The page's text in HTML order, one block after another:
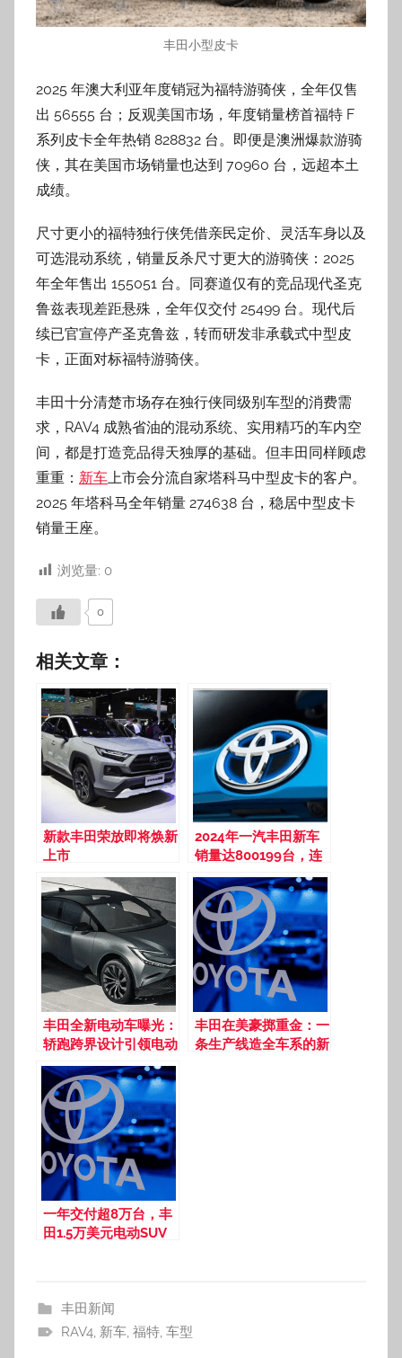
丰田小型皮卡
2025 年澳大利亚年度销冠为福特游骑侠，全年仅售
出 56555 台；反观美国市场，年度销量榜首福特 F
系列皮卡全年热销 828832 台。即便是澳洲爆款游骑
侠，其在美国市场销量也达到 70960 台，远超本土
成绩。
尺寸更小的福特独行侠凭借亲民定价、灵活车身以及
可选混动系统，销量反杀尺寸更大的游骑侠：2025
年全年售出 155051 台。同赛道仅有的竞品现代圣克
鲁兹表现差距悬殊，全年仅交付 25499 台。现代后
续已官宣停产圣克鲁兹，转而研发非承载式中型皮
卡，正面对标福特游骑侠。
丰田十分清楚市场存在独行侠同级别车型的消费需
求，RAV4 成熟省油的混动系统、实用精巧的车内空
间，都是打造竞品得天独厚的基础。但丰田同样顾虑
重重： 新车上市会分流自家塔科马中型皮卡的客户。
2025 年塔科马全年销量 274638 台，稳居中型皮卡
销量王座。
浏览量: 0
0
相关文章：
新款丰田荣放即将焕新
上市
2024年一汽丰田新车
销量达800199台，连
续两年正增长
丰田全新电动车曝光：
轿跑跨界设计引领电动
化未来
丰田在美豪掷重金：一
条生产线造全车系的新
一年交付超8万台，丰
田1.5万美元电动SUV
丰田新闻
RAV4, 新车, 福特, 车型